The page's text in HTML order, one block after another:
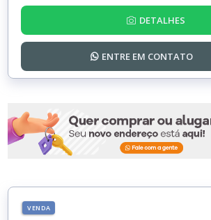
DETALHES
ENTRE EM CONTATO
VENDA